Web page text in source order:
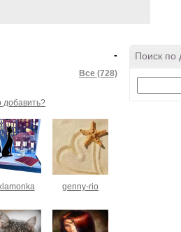
-
Все (728)
добавить?
genny-rio
Поиск по